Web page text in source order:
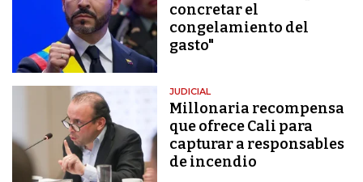
concretar el
congelamiento del
gasto"
JUDICIAL
Millonaria recompensa
que ofrece Cali para
capturar a responsables
de incendio